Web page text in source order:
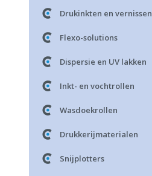
Drukinkten en vernissen
Flexo-solutions
Dispersie en UV lakken
Inkt- en vochtrollen
Wasdoekrollen
Drukkerijmaterialen
Snijplotters